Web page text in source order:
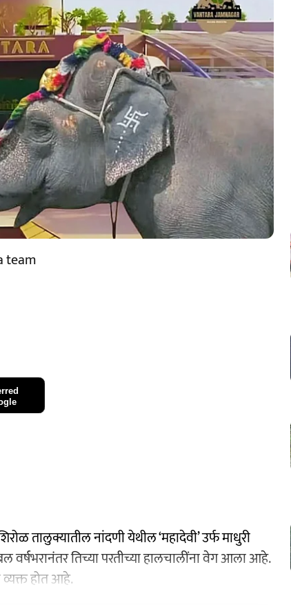
team
तालुक्यातील नांदणी येथील ‘महादेवी’ उर्फ माधुरी
वर्षभरानंतर तिच्या परतीच्या हालचालींना वेग आला आहे.
व्यक्त होत आहे.